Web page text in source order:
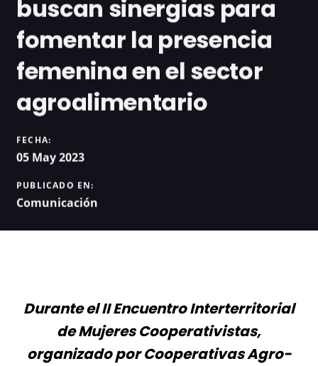
buscan sinergias para
fomentar la presencia
femenina en el sector
agroalimentario
FECHA:
05 May 2023
PUBLICADO EN:
Comunicación
Durante el II Encuentro Interterritorial
de Mujeres Cooperativistas,
organizado por Cooperativas Agro-